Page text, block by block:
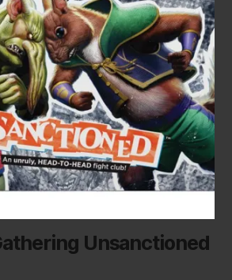
Unsanctioned